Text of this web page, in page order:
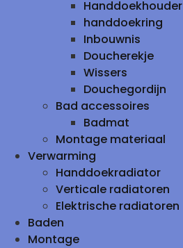
Handdoekhouder
handdoekring
Inbouwnis
Doucherekje
Wissers
Douchegordijn
Bad accessoires
Badmat
Montage materiaal
Verwarming
Handdoekradiator
Verticale radiatoren
Elektrische radiatoren
Baden
Montage